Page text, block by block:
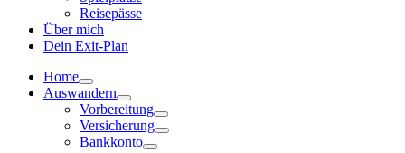
Reisepässe
Über mich
Dein Exit-Plan
Home
Auswandern
Vorbereitung
Versicherung
Bankkonto